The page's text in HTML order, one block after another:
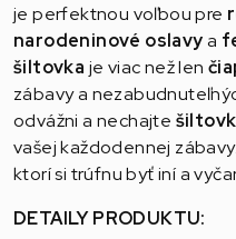
je perfektnou voľbou pre
narodeninové oslavya
šiltovka je viac než len
zábavy a
odvážni a nechajte
vašej každodennej
ktorí si trúfnu byť iní a
DETAILY PRODUKTU: